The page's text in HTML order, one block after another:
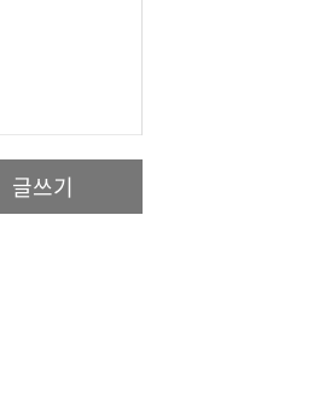
글쓰기